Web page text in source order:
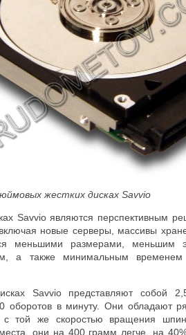
жестких дисках Savvio
Savvio являются перспективным
новые серверы, массивы
меньшими размерами, меньшим
а также минимальным
Savvio представляют собой
оборотов в минуту. Они обладают
той же скоростью вращения
они на 400 грамм легче, на